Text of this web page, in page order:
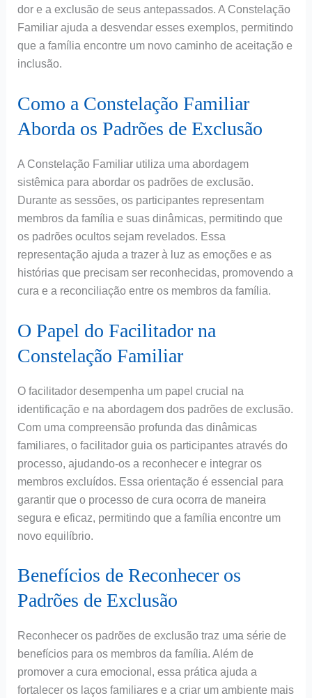
dor e a exclusão de seus antepassados. A Constelação
Familiar ajuda a desvendar esses exemplos, permitindo
que a família encontre um novo caminho de aceitação e
inclusão.
Como a Constelação Familiar
Aborda os Padrões de Exclusão
A Constelação Familiar utiliza uma abordagem
sistêmica para abordar os padrões de exclusão.
Durante as sessões, os participantes representam
membros da família e suas dinâmicas, permitindo que
os padrões ocultos sejam revelados. Essa
representação ajuda a trazer à luz as emoções e as
histórias que precisam ser reconhecidas, promovendo a
cura e a reconciliação entre os membros da família.
O Papel do Facilitador na
Constelação Familiar
O facilitador desempenha um papel crucial na
identificação e na abordagem dos padrões de exclusão.
Com uma compreensão profunda das dinâmicas
familiares, o facilitador guia os participantes através do
processo, ajudando-os a reconhecer e integrar os
membros excluídos. Essa orientação é essencial para
garantir que o processo de cura ocorra de maneira
segura e eficaz, permitindo que a família encontre um
novo equilíbrio.
Benefícios de Reconhecer os
Padrões de Exclusão
Reconhecer os padrões de exclusão traz uma série de
benefícios para os membros da família. Além de
promover a cura emocional, essa prática ajuda a
fortalecer os laços familiares e a criar um ambiente mais